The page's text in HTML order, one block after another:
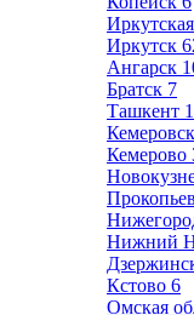
Иркутск
Ангарск
Братск 7
Ташкент
Кемерово
Нижний
Кстово 6
Омская